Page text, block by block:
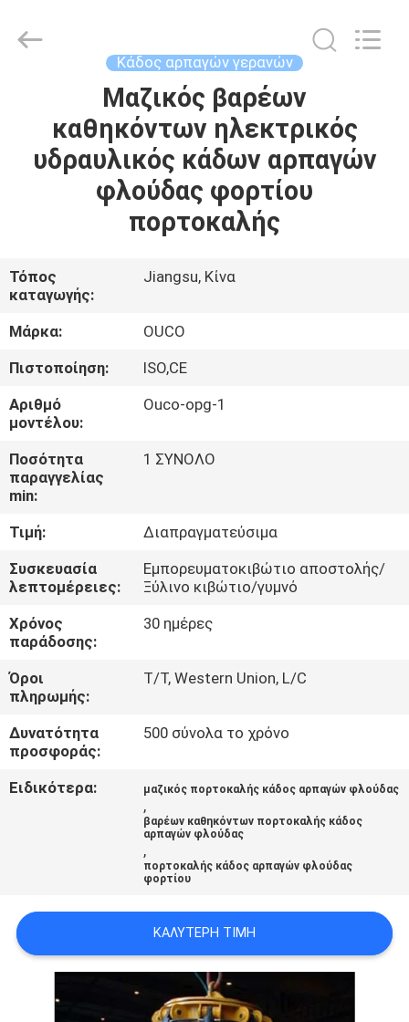
ΠΡΟΪΌΝΤΑ
ΕΜΦΆΝΙΣΗ
VR
ΣΧΕΤΙΚΆ
ΜΕ
ΕΜΆΣ
ΕΠΙΣΚΈΨΕΙΣ
ΕΡΓΟΣΤΆΣΙΟ
ΈΛΕΓΧΟΣ
ΠΟΙΌΤΗΤΑΣ
ΕΙΔΉΣΕΙΣ
ΥΠΟΘΈΣΕΙΣ
ΠΟΛΙΤΙΚΉ
ΑΠΟΡΡΉΤΟΥ
GROUP
Κάδος αρπαγών γερανών
Μαζικός βαρέων
καθηκόντων ηλεκτρικός
υδραυλικός κάδων αρπαγών
φλούδας φορτίου
πορτοκαλής
Τόπος
καταγωγής:
Jiangsu, Κίνα
Μάρκα:
OUCO
Πιστοποίηση:
ISO,CE
Αριθμό
μοντέλου:
Ouco-opg-1
Ποσότητα
παραγγελίας
min:
1 ΣΥΝΟΛΟ
Τιμή:
Διαπραγματεύσιμα
Συσκευασία
λεπτομέρειες:
Εμπορευματοκιβώτιο αποστολής/
Ξύλινο κιβώτιο/γυμνό
Χρόνος
παράδοσης:
30 ημέρες
Όροι
πληρωμής:
T/T, Western Union, L/C
Δυνατότητα
προσφοράς:
500 σύνολα το χρόνο
Ειδικότερα: μαζικός πορτοκαλής κάδος αρπαγών φλούδας
,
βαρέων καθηκόντων πορτοκαλής κάδος
αρπαγών φλούδας
,
πορτοκαλής κάδος αρπαγών φλούδας
φορτίου
ΚΑΛΎΤΕΡΗ ΤΙΜΉ